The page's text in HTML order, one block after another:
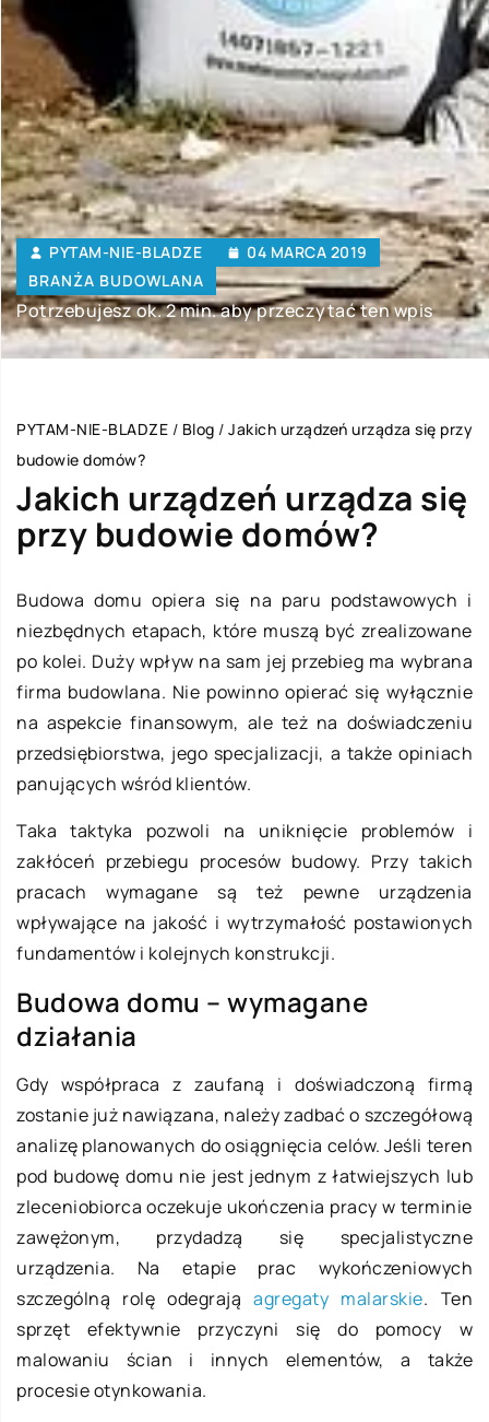
PYTAM-NIE-BLADZE
04 MARCA 2019
BRANŻA BUDOWLANA
Potrzebujesz ok. 2 min. aby przeczytać ten wpis
PYTAM-NIE-BLADZE / Blog / Jakich urządzeń urządza się przy
budowie domów?
Jakich urządzeń urządza się
przy budowie domów?
Budowa domu opiera się na paru podstawowych i
niezbędnych etapach, które muszą być zrealizowane
po kolei. Duży wpływ na sam jej przebieg ma wybrana
firma budowlana. Nie powinno opierać się wyłącznie
na aspekcie finansowym, ale też na doświadczeniu
przedsiębiorstwa, jego specjalizacji, a także opiniach
panujących wśród klientów.
Taka taktyka pozwoli na uniknięcie problemów i
zakłóceń przebiegu procesów budowy. Przy takich
pracach wymagane są też pewne urządzenia
wpływające na jakość i wytrzymałość postawionych
fundamentów i kolejnych konstrukcji.
Budowa domu – wymagane
działania
Gdy współpraca z zaufaną i doświadczoną firmą
zostanie już nawiązana, należy zadbać o szczegółową
analizę planowanych do osiągnięcia celów. Jeśli teren
pod budowę domu nie jest jednym z łatwiejszych lub
zleceniobiorca oczekuje ukończenia pracy w terminie
zawężonym, przydadzą się specjalistyczne
urządzenia. Na etapie prac wykończeniowych
szczególną rolę odegrająagregaty malarskie. Ten
sprzęt efektywnie przyczyni się do pomocy w
malowaniu ścian i innych elementów, a także
procesie otynkowania.